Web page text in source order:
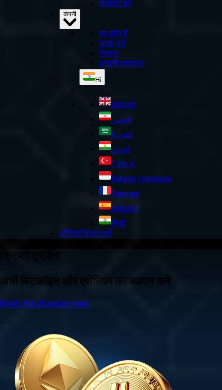
साझेदार बनें
कंपनी
हम कौन हैं
संपर्क करें
नियमन
कानूनी दस्तावेज
Hi
English
فارسی
العربية
کوردی
Türkçe
Bahasa Indonesia
Français
Español
हिन्दी
लॉगिनरजिस्टर करें
क्रिप्टो ट्रेडिंग
अभी बिटकॉइन और एथेरियम का व्यापार करें
क्रिप्टो ट्रेड करेंअकाउंट प्रकार